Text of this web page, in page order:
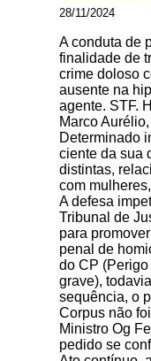
28/11/2024
A conduta de
finalidade de
crime doloso
ausente na
agente. STF.
Marco
Determinado
ciente da sua
distintas,
com
A defesa
Tribunal de
para
penal de
do CP
grave),
sequência, o
Corpus não
Ministro Og
pedido se